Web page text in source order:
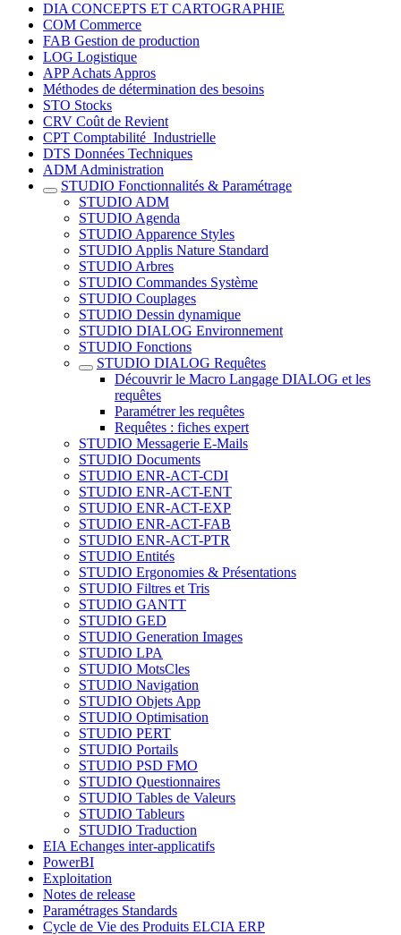
DIA CONCEPTS ET CARTOGRAPHIE
COM Commerce
FAB Gestion de production
LOG Logistique
APP Achats Appros
Méthodes de détermination des besoins
STO Stocks
CRV Coût de Revient
CPT Comptabilité_Industrielle
DTS Données Techniques
ADM Administration
STUDIO Fonctionnalités & Paramétrage
STUDIO ADM
STUDIO Agenda
STUDIO Apparence Styles
STUDIO Applis Nature Standard
STUDIO Arbres
STUDIO Commandes Système
STUDIO Couplages
STUDIO Dessin dynamique
STUDIO DIALOG Environnement
STUDIO Fonctions
STUDIO DIALOG Requêtes
Découvrir le Macro Langage DIALOG et les
requêtes
Paramétrer les requêtes
Requêtes : fiches expert
STUDIO Messagerie E-Mails
STUDIO Documents
STUDIO ENR-ACT-CDI
STUDIO ENR-ACT-ENT
STUDIO ENR-ACT-EXP
STUDIO ENR-ACT-FAB
STUDIO ENR-ACT-PTR
STUDIO Entités
STUDIO Ergonomies & Présentations
STUDIO Filtres et Tris
STUDIO GANTT
STUDIO GED
STUDIO Generation Images
STUDIO LPA
STUDIO MotsCles
STUDIO Navigation
STUDIO Objets App
STUDIO Optimisation
STUDIO PERT
STUDIO Portails
STUDIO PSD FMO
STUDIO Questionnaires
STUDIO Tables de Valeurs
STUDIO Tableurs
STUDIO Traduction
EIA Echanges inter-applicatifs
PowerBI
Exploitation
Notes de release
Paramétrages Standards
Cycle de Vie des Produits ELCIA ERP